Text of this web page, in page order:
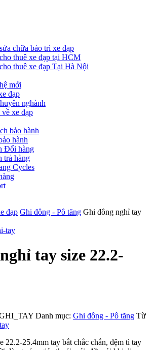
chữa bảo trì xe đạp
thuê xe đạp tại HCM
thuê xe đạp Tại Hà Nội
mới
đạp
nghành
xe đạp
bảo hành
hành
Đổi hàng
trả hàng
Cycles
đạp Ghi đông - Pô tăng Ghi đông nghỉ tay
tay size 22.2-
Danh mục: Ghi đông - Pô tăng Từ
22.2-25.4mm tay bắt chắc chắn, đệm tì tay